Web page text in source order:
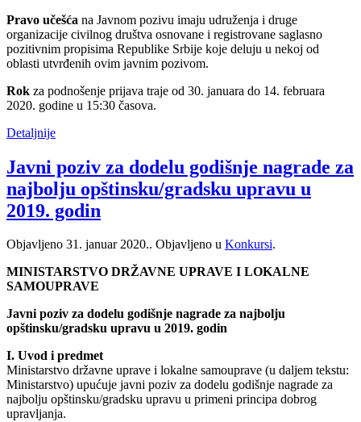
Pravo učešća na Javnom pozivu imaju udruženja i druge
organizacije civilnog društva osnovane i registrovane saglasno
pozitivnim propisima Republike Srbije koje deluju u nekoj od
oblasti utvrđenih ovim javnim pozivom.
Rok za podnošenje prijava traje od 30. januara do 14. februara
2020. godine u 15:30 časova.
Detaljnije
Javni poziv za dodelu godišnje nagrade za
najbolju opštinsku/gradsku upravu u
2019. godin
Objavljeno 31. januar 2020.. Objavljeno u Konkursi.
MINISTARSTVO DRŽAVNE UPRAVE I LOKALNE
SAMOUPRAVE
Javni poziv za dodelu godišnje nagrade za najbolju
opštinsku/gradsku upravu u 2019. godin
I. Uvod i predmet
Ministarstvo državne uprave i lokalne samouprave (u daljem tekstu:
Ministarstvo) upućuje javni poziv za dodelu godišnje nagrade za
najbolju opštinsku/gradsku upravu u primeni principa dobrog
upravljanja.